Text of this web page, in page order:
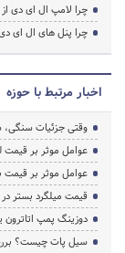
چرا لامپ ال ای دی
چرا پنل های ال ای
اخبار مرتبط با حوزه
وقتی جزئیات
عوامل موثر بر قیمت
عوامل موثر بر
قیمت میلگرد بستر در
دوزینگ پمپ اتاترون
سیل پات چیست؟